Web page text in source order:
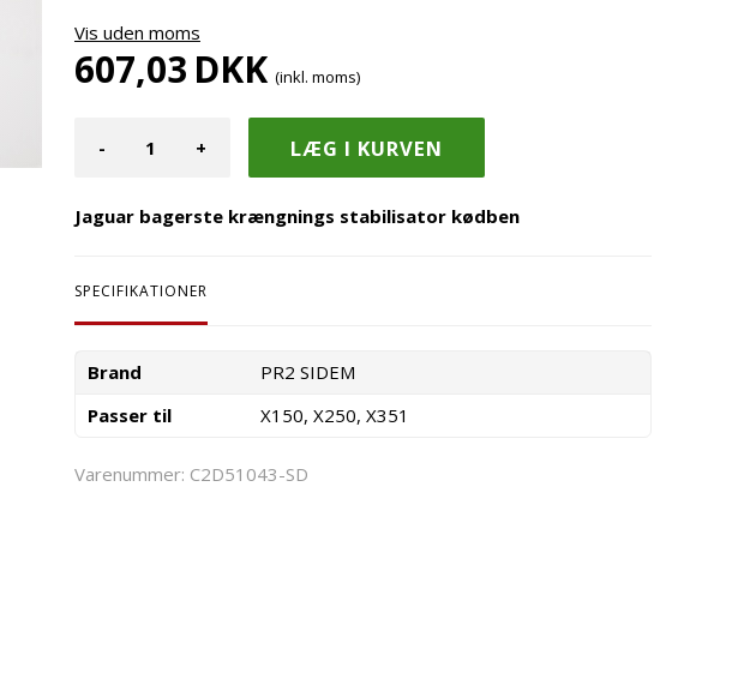
Vis uden moms
607,03 DKK (inkl. moms)
- +
Jaguar bagerste krængnings stabilisator kødben
SPECIFIKATIONER
Brand
PR2 SIDEM
Passer til
X150, X250, X351
Varenummer: C2D51043-SD